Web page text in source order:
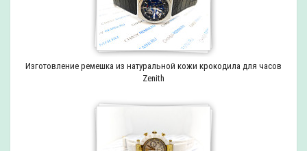
Изготовление ремешка из натуральной кожи крокодила для часов
Zenith